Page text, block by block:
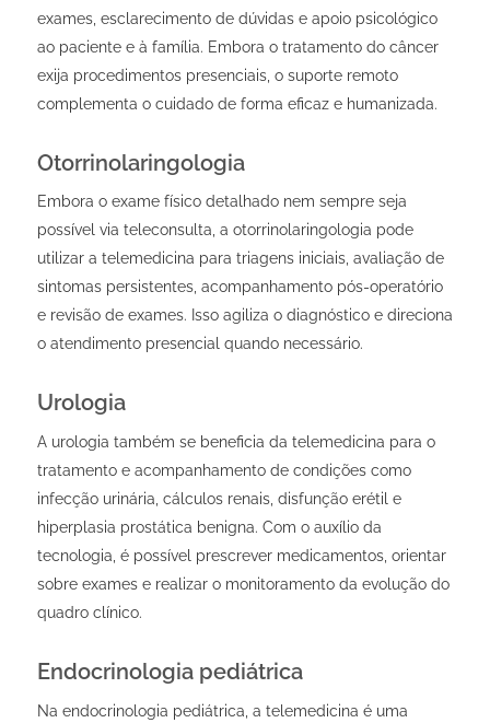
exames, esclarecimento de dúvidas e apoio psicológico
ao paciente e à família. Embora o tratamento do câncer
exija procedimentos presenciais, o suporte remoto
complementa o cuidado de forma eficaz e humanizada.
Otorrinolaringologia
Embora o exame físico detalhado nem sempre seja
possível via teleconsulta, a otorrinolaringologia pode
utilizar a telemedicina para triagens iniciais, avaliação de
sintomas persistentes, acompanhamento pós-operatório
e revisão de exames. Isso agiliza o diagnóstico e direciona
o atendimento presencial quando necessário.
Urologia
A urologia também se beneficia da telemedicina para o
tratamento e acompanhamento de condições como
infecção urinária, cálculos renais, disfunção erétil e
hiperplasia prostática benigna. Com o auxílio da
tecnologia, é possível prescrever medicamentos, orientar
sobre exames e realizar o monitoramento da evolução do
quadro clínico.
Endocrinologia pediátrica
Na endocrinologia pediátrica, a telemedicina é uma